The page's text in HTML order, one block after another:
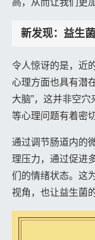
新发现：益生
令人惊讶的是，近
心理方面也具有潜
大脑”，这并非空穴
等心理问题有着密
通过调节肠道内的
理压力，通过促进
们的情绪状态。这
视角，也让益生菌